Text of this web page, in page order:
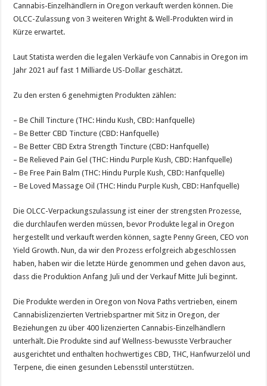
Cannabis-Einzelhändlern in Oregon verkauft werden können. Die
OLCC-Zulassung von 3 weiteren Wright & Well-Produkten wird in
Kürze erwartet.
Laut Statista werden die legalen Verkäufe von Cannabis in Oregon im
Jahr 2021 auf fast 1 Milliarde US-Dollar geschätzt.
Zu den ersten 6 genehmigten Produkten zählen:
– Be Chill Tincture (THC: Hindu Kush, CBD: Hanfquelle)
– Be Better CBD Tincture (CBD: Hanfquelle)
– Be Better CBD Extra Strength Tincture (CBD: Hanfquelle)
– Be Relieved Pain Gel (THC: Hindu Purple Kush, CBD: Hanfquelle)
– Be Free Pain Balm (THC: Hindu Purple Kush, CBD: Hanfquelle)
– Be Loved Massage Oil (THC: Hindu Purple Kush, CBD: Hanfquelle)
Die OLCC-Verpackungszulassung ist einer der strengsten Prozesse,
die durchlaufen werden müssen, bevor Produkte legal in Oregon
hergestellt und verkauft werden können, sagte Penny Green, CEO von
Yield Growth. Nun, da wir den Prozess erfolgreich abgeschlossen
haben, haben wir die letzte Hürde genommen und gehen davon aus,
dass die Produktion Anfang Juli und der Verkauf Mitte Juli beginnt.
Die Produkte werden in Oregon von Nova Paths vertrieben, einem
Cannabislizenzierten Vertriebspartner mit Sitz in Oregon, der
Beziehungen zu über 400 lizenzierten Cannabis-Einzelhändlern
unterhält. Die Produkte sind auf Wellness-bewusste Verbraucher
ausgerichtet und enthalten hochwertiges CBD, THC, Hanfwurzelöl und
Terpene, die einen gesunden Lebensstil unterstützen.